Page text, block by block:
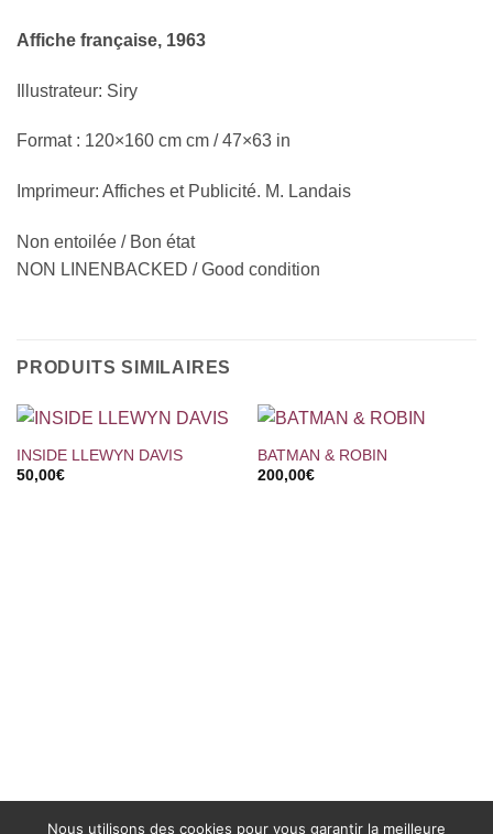
Affiche française, 1963
Illustrateur: Siry
Format : 120×160 cm cm / 47×63 in
Imprimeur: Affiches et Publicité. M. Landais
Non entoilée / Bon état
NON LINENBACKED / Good condition
PRODUITS SIMILAIRES
INSIDE LLEWYN DAVIS
50,00€
BATMAN & ROBIN
200,00€
Nous utilisons des cookies pour vous garantir la meilleure